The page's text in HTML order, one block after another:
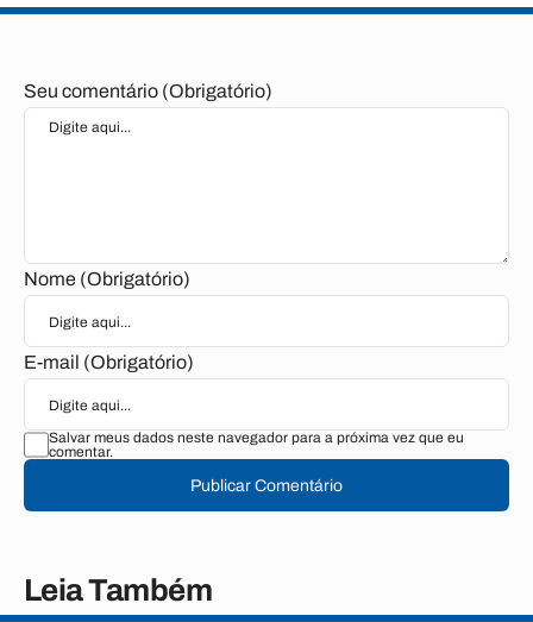
Seu comentário (Obrigatório)
Nome (Obrigatório)
E-mail (Obrigatório)
Salvar meus dados neste navegador para a próxima vez que eu
comentar.
Publicar Comentário
Leia Também